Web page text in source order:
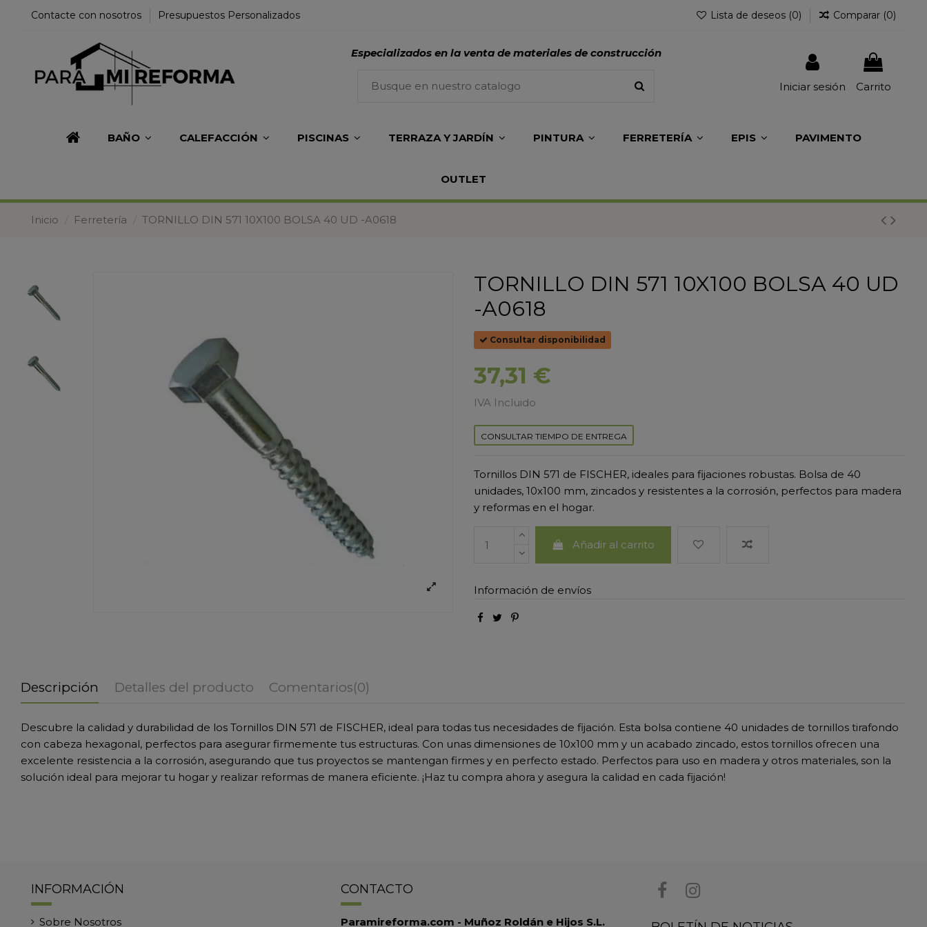
Contacte con nosotros Presupuestos Personalizados Lista de deseos (0) Comparar (0)
Especializados en la venta de materiales de construcción
Iniciar sesión Carrito
BAÑO CALEFACCIÓN PISCINAS TERRAZA Y JARDÍN PINTURA FERRETERÍA EPIS PAVIMENTO
OUTLET
Inicio Ferretería TORNILLO DIN 571 10X100 BOLSA 40 UD -A0618
TORNILLO DIN 571 10X100 BOLSA 40 UD
-A0618
Consultar disponibilidad
37,31 €
IVA Incluido
CONSULTAR TIEMPO DE ENTREGA
Tornillos DIN 571 de FISCHER, ideales para fijaciones robustas. Bolsa de 40
unidades, 10x100 mm, zincados y resistentes a la corrosión, perfectos para madera
y reformas en el hogar.
Añadir al carrito
Información de envíos
Descripción Detalles del producto Comentarios(0)
Descubre la calidad y durabilidad de los Tornillos DIN 571 de FISCHER, ideal para todas tus necesidades de fijación. Esta bolsa contiene 40 unidades de tornillos tirafondo
con cabeza hexagonal, perfectos para asegurar firmemente tus estructuras. Con unas dimensiones de 10x100 mm y un acabado zincado, estos tornillos ofrecen una
excelente resistencia a la corrosión, asegurando que tus proyectos se mantengan firmes y en perfecto estado. Perfectos para uso en madera y otros materiales, son la
solución ideal para mejorar tu hogar y realizar reformas de manera eficiente. ¡Haz tu compra ahora y asegura la calidad en cada fijación!
INFORMACIÓN
Sobre Nosotros
CONTACTO
Paramireforma.com - Muñoz Roldán e Hijos S.L.